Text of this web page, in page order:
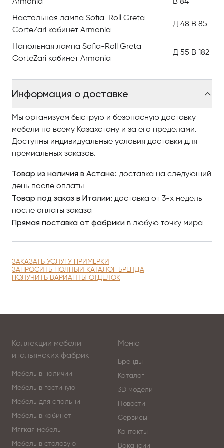
Её отменная износоустойчивость и долговечность
позволяет пользоваться коллекцией десятки лет!
Выбирайте комфорт и богемный шик, ориентируясь
на цену: мебельный салон Центр итальянской
кабинет из Италии CorteZari по самой приемлемой
цене в Астане.
Armonia
В 84
Настольная лампа Sofia-Roll Greta
CorteZari кабинет Armonia
Д 48 В 85
Напольная лампа Sofia-Roll Greta
CorteZari кабинет Armonia
Д 55 В 182
Информация о доставке
Мы организуем быструю и безопасную доставку
мебели по всему Казахстану и за его пределами.
Доступны индивидуальные условия доставки для
премиальных заказов.
Товар из наличия в Астане: доставка на следующий
день после оплаты
Товар под заказ в Италии: доставка от 3-х недель
после оплаты заказа
Прямая поставка от фабрики в любую точку мира
ЗАКАЗАТЬ УСЛУГУ ПРИМЕРКИ
ЗАПРОСИТЬ ПОЛНЫЙ КАТАЛОГ БРЕНДА
ПОЛУЧИТЬ ВАРИАНТЫ ОТДЕЛОК
Коллекции мебели
итальянских фабрик
Мебель в наличии
Мебель в гостиную
Мебель для спальни
Мебель в кабинет
Мягкая мебель
Мебель в столовую
Меню
Бренды
Каталог
3D модели
Новости
Сервисы
Контакты
Вакансии